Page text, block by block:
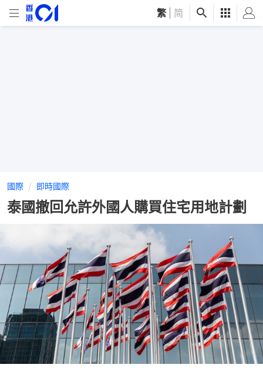
繁 简
國際 即時國際
泰國撤回允許外國人購買住宅用地計劃